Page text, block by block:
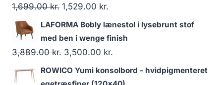
1,699.00kr. 1,529.00 kr.
LAFORMA Bobly lænestol i lysebrunt stof
med ben i wenge finish
3,889.00kr. 3,500.00 kr.
ROWICO Yumi konsolbord - hvidpigmenteret